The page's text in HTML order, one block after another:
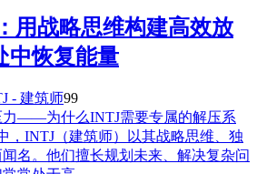
用战略思维构建高效放
中恢复能量
- 建筑师99
力——为什么INTJ需要专属的解压系
，INTJ（建筑师）以其战略思维、独
名。他们擅长规划未来、解决复杂问